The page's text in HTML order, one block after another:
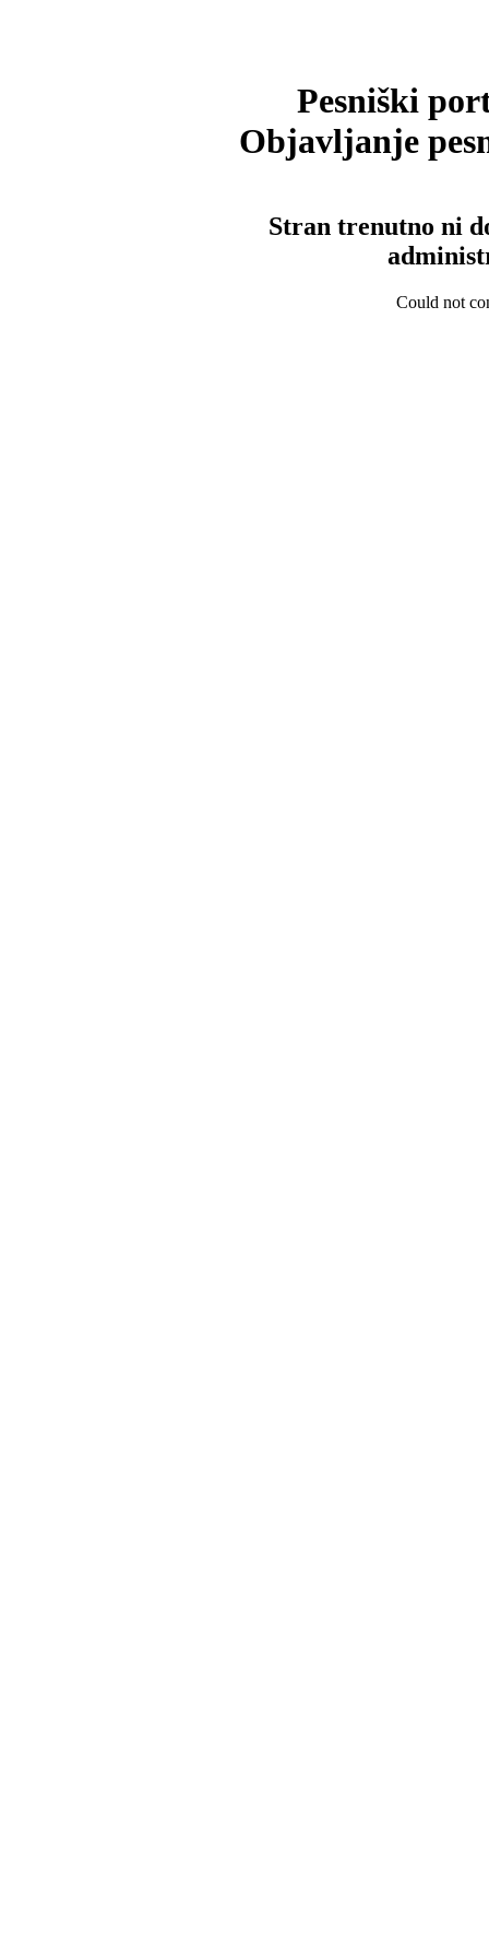
Pesniški
Objavljanje
Stran trenutno ni
Could not